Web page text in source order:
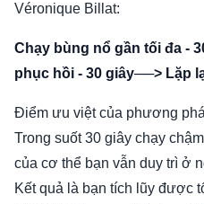
Véronique Billat:
Chạy bùng nổ gần tối đa -
phục hồi - 30 giây──> Lặp
Điểm ưu việt của phương
Trong suốt 30 giây chạy
của cơ thể bạn vẫn duy trì ở
Kết quả là bạn tích lũy được